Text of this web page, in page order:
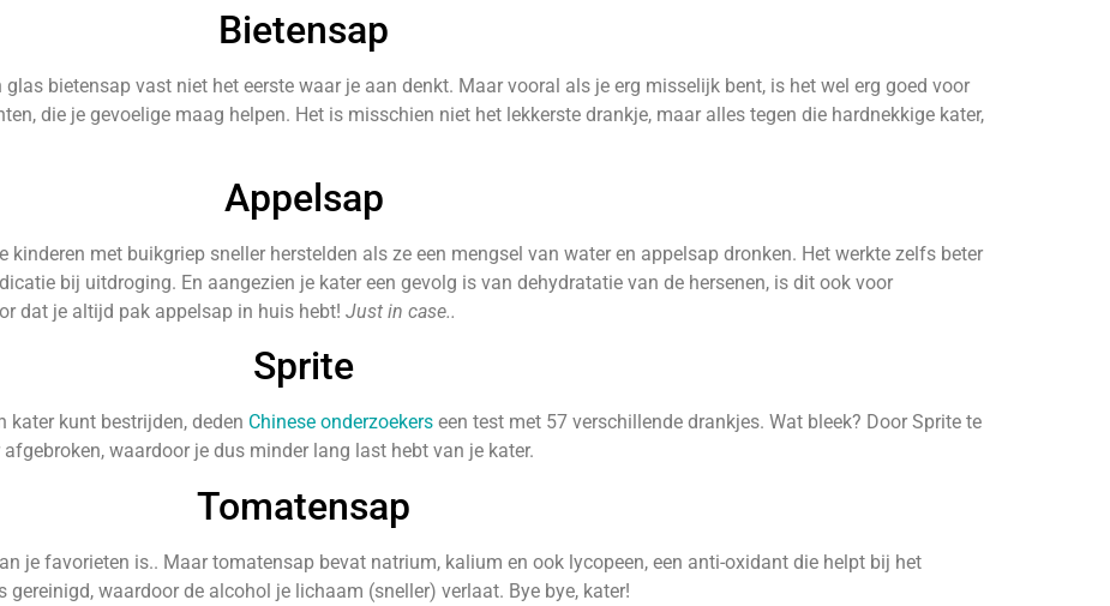
Bietensap
bietensap vast niet het eerste waar je aan denkt. Maar vooral als je erg misselijk bent, is het wel erg goed voor
die je gevoelige maag helpen. Het is misschien niet het lekkerste drankje, maar alles tegen die hardnekkige kater,
Appelsap
met buikgriep sneller herstelden als ze een mengsel van water en appelsap dronken. Het werkte zelfs beter
bij uitdroging. En aangezien je kater een gevolg is van dehydratatie van de hersenen, is dit ook voor
dat je altijd pak appelsap in huis hebt! Just in case..
Sprite
kater kunt bestrijden, deden Chinese onderzoekers een test met 57 verschillende drankjes. Wat bleek? Door Sprite te
waardoor je dus minder lang last hebt van je kater.
Tomatensap
je favorieten is.. Maar tomatensap bevat natrium, kalium en ook lycopeen, een anti-oxidant die helpt bij het
waardoor de alcohol je lichaam (sneller) verlaat. Bye bye, kater!